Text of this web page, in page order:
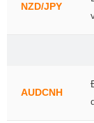
NZD/JPY
AUDCNH